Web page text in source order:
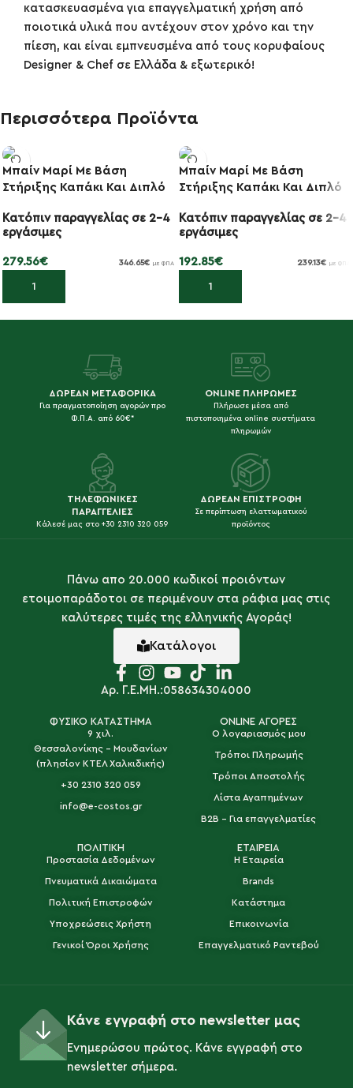
κατασκευασμένα για επαγγελματική χρήση από
ποιοτικά υλικά που αντέχουν στον χρόνο και την
πίεση, και είναι εμπνευσμένα από τους κορυφαίους
Designer & Chef σε Ελλάδα & εξωτερικό!
Περισσότερα Προϊόντα
Μπαίν Μαρί Με Βάση
Στήριξης Καπάκι Και Διπλό
Μάυρο 4500ML Gel Wax
35Χ35Χ39-60,5ΕΚ
Κατόπιν παραγγελίας σε 2-4
εργάσιμες
279.56€ 346.65€ με ΦΠΑ
Προσθήκη στο καλάθι
Μπαίν Μαρί Με Βάση
Στήριξης Καπάκι Και Διπλό
Μάυρο 2500ML Gel Wax
30Χ30Χ32-49ΕΚ
Κατόπιν παραγγελίας σε 2-4
εργάσιμες
192.85€ 239.13€ με ΦΠΑ
Προσθήκη στο καλάθι
ΔΩΡΕΑΝ ΜΕΤΑΦΟΡΙΚΑ
Για πραγματοποίηση αγορών προ
Φ.Π.Α. από 60€*
ONLINE ΠΛΗΡΩΜΕΣ
Πλήρωσε μέσα από
πιστοποιημένα online συστήματα
πληρωμών
ΤΗΛΕΦΩΝΙΚΕΣ
ΠΑΡΑΓΓΕΛΙΕΣ
Κάλεσέ μας στο +30 2310 320 059
ΔΩΡΕΑΝ ΕΠΙΣΤΡΟΦΗ
Σε περίπτωση ελαττωματικού
προϊόντος
Πάνω απο 20.000 κωδικοί προιόντων
ετοιμοπαράδοτοι σε περιμένουν στα ράφια μας στις
καλύτερες τιμές της ελληνικής Αγοράς!
Κατάλογοι
Αρ. Γ.Ε.ΜΗ.:058634304000
ΦΥΣΙΚΟ ΚΑΤΑΣΤΗΜΑ
9 χιλ.
Θεσσαλονίκης - Μουδανίων
(πλησίον ΚΤΕΛ Χαλκιδικής)
+30 2310 320 059
info@e-costos.gr
ONLINE ΑΓΟΡΕΣ
Ο λογαριασμός μου
Τρόποι Πληρωμής
Τρόποι Αποστολής
Λίστα Αγαπημένων
B2B - Για επαγγελματίες
ΠΟΛΙΤΙΚΗ
Προστασία Δεδομένων
Πνευματικά Δικαιώματα
Πολιτική Επιστροφών
Υποχρεώσεις Χρήστη
Γενικοί Όροι Χρήσης
ΕΤΑΙΡΕΙΑ
Η Εταιρεία
Brands
Κατάστημα
Επικοινωνία
Επαγγελματικό Ραντεβού
Κάνε εγγραφή στο newsletter μας
Ενημερώσου πρώτος. Κάνε εγγραφή στο
newsletter σήμερα.